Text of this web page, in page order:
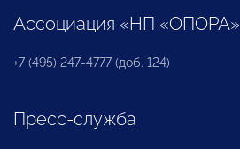
Ассоциация «НП «ОПОРА»
+7 (495) 247-4777 (доб. 124)
Пресс-служба